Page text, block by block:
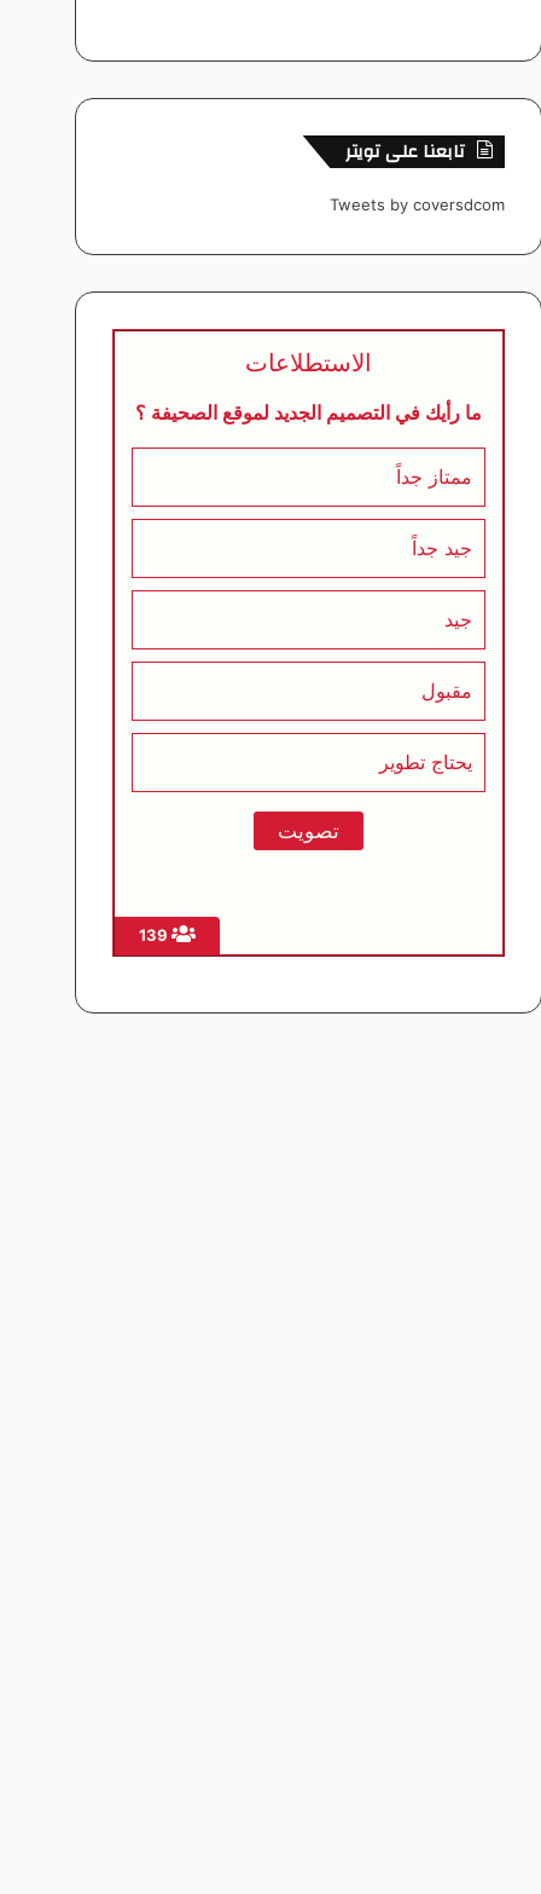
تابعنا على تويتر
Tweets by coversdcom
الاستطلاعات
ما رأيك في التصميم الجديد لموقع الصحيفة ؟
ممتاز جداً
جيد جداً
جيد
مقبول
يحتاج تطوير